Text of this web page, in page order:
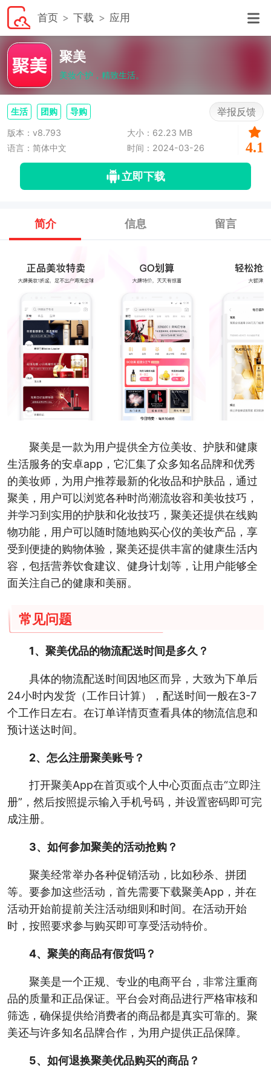
首页 下载 应用
聚美
美妆个护，精致生活。
生活 团购 导购 举报反馈
版本：v8.793
大小：62.23 MB
语言：简体中文
时间：2024-03-26 4.1
立即下载
简介 信息 留言
聚美是一款为用户提供全方位美妆、护肤和健康
生活服务的安卓app，它汇集了众多知名品牌和优秀
的美妆师，为用户推荐最新的化妆品和护肤品，通过
聚美，用户可以浏览各种时尚潮流妆容和美妆技巧，
并学习到实用的护肤和化妆技巧，聚美还提供在线购
物功能，用户可以随时随地购买心仪的美妆产品，享
受到便捷的购物体验，聚美还提供丰富的健康生活内
容，包括营养饮食建议、健身计划等，让用户能够全
面关注自己的健康和美丽。
常见问题
1、聚美优品的物流配送时间是多久？
具体的物流配送时间因地区而异，大致为下单后
24小时内发货（工作日计算），配送时间一般在3-7
个工作日左右。在订单详情页查看具体的物流信息和
预计送达时间。
2、怎么注册聚美账号？
打开聚美App在首页或个人中心页面点击“立即注
册”，然后按照提示输入手机号码，并设置密码即可完
成注册。
3、如何参加聚美的活动抢购？
聚美经常举办各种促销活动，比如秒杀、拼团
等。要参加这些活动，首先需要下载聚美App，并在
活动开始前提前关注活动细则和时间。在活动开始
时，按照要求参与购买即可享受活动特价。
4、聚美的商品有假货吗？
聚美是一个正规、专业的电商平台，非常注重商
品的质量和正品保证。平台会对商品进行严格审核和
筛选，确保提供给消费者的商品都是真实可靠的。聚
美还与许多知名品牌合作，为用户提供正品保障。
5、如何退换聚美优品购买的商品？